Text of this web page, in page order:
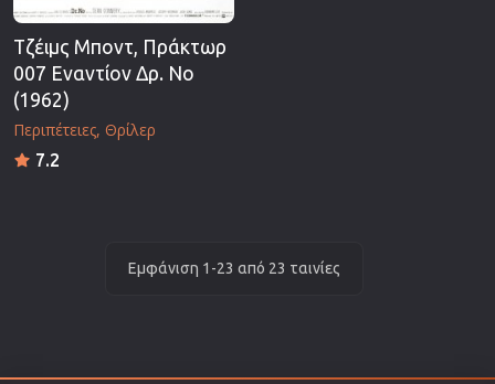
Τζέιμς Μποντ, Πράκτωρ
007 Εναντίον Δρ. Νο
(1962)
Περιπέτειες Θρίλερ
7.2
Εμφάνιση 1-23 από 23 ταινίες